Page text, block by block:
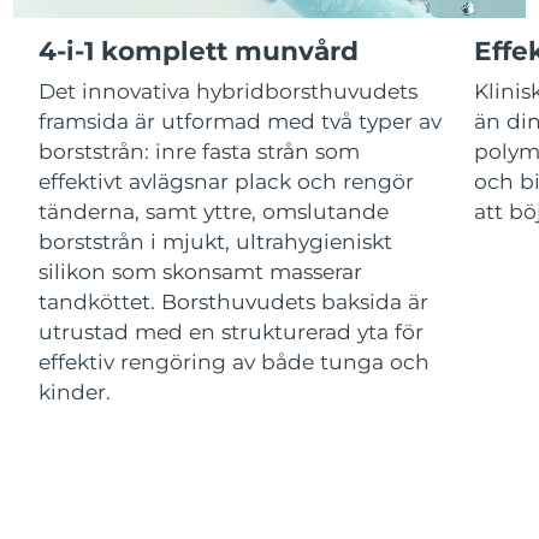
4-i-1 komplett munvård
Det innovativa hybridborsthuvudets
framsida är utformad med två typer av
borststrån: inre fasta strån som
effektivt avlägsnar plack och rengör
tänderna, samt yttre, omslutande
borststrån i mjukt, ultrahygieniskt
silikon som skonsamt masserar
tandköttet. Borsthuvudets baksida är
utrustad med en strukturerad yta för
effektiv rengöring av både tunga och
kinder.
än
och
att
Macao SAR Förväntad leverans 8/11/26
Malaysia Förväntad leverans 8/12/26
Malta 8/9/26
Mexiko Förväntad leverans 8/13/26
Monaco Förväntad leverans
Nederländerna Förväntad leverans
Nya Zeeland